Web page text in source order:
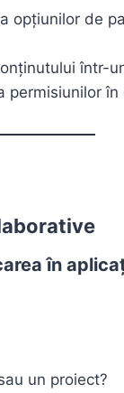
opțiunilor de
într-
în
un proiect?